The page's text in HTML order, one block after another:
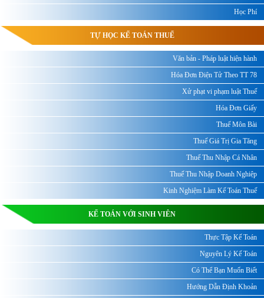
Học Phí
TỰ HỌC KẾ TOÁN THUẾ
Văn bản - Pháp luật hiện hành
Hóa Đơn Điện Tử Theo TT 78
Xử phạt vi phạm luật Thuế
Hóa Đơn Giấy
Thuế Môn Bài
Thuế Giá Trị Gia Tăng
Thuế Thu Nhập Cá Nhân
Thuế Thu Nhập Doanh Nghiệp
Kinh Nghiệm Làm Kế Toán Thuế
KẾ TOÁN VỚI SINH VIÊN
Thực Tập Kế Toán
Nguyên Lý Kế Toán
Có Thể Bạn Muốn Biết
Hướng Dẫn Định Khoản